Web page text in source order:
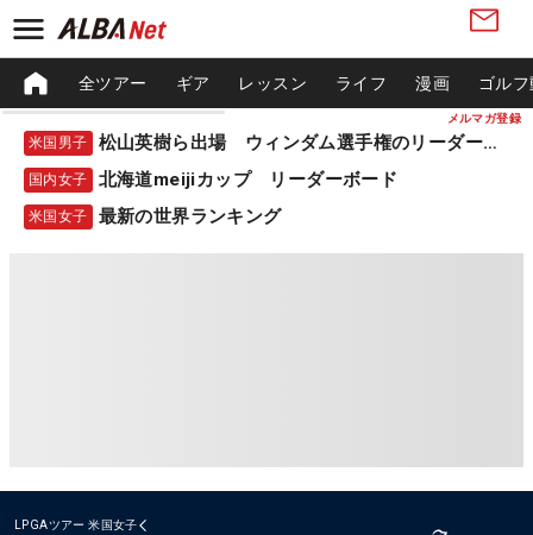
メルマガ登録
全ツアー ギア レッスン ライフ 漫画 ゴル
米国男子 松山英樹ら出場 ウィンダム選手権のリーダーボード
国内女子 北海道meijiカップ リーダーボード
米国女子 最新の世界ランキング
LPGAツアー 米国女子